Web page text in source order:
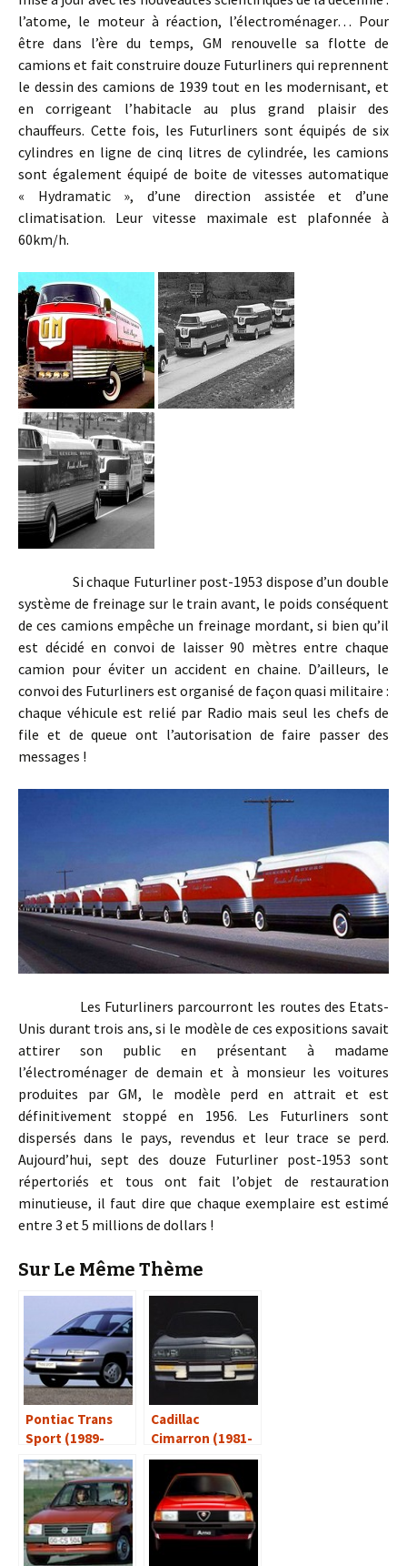
l’atome, le moteur à réaction, l’électroménager… Pour
être dans l’ère du temps, GM renouvelle sa flotte de
camions et fait construire douze Futurliners qui reprennent
le dessin des camions de 1939 tout en les modernisant, et
en corrigeant l’habitacle au plus grand plaisir des
chauffeurs. Cette fois, les Futurliners sont équipés de six
cylindres en ligne de cinq litres de cylindrée, les camions
sont également équipé de boite de vitesses automatique
« Hydramatic », d’une direction assistée et d’une
climatisation. Leur vitesse maximale est plafonnée à
60km/h.
Si chaque Futurliner post-1953 dispose d’un double
système de freinage sur le train avant, le poids conséquent
de ces camions empêche un freinage mordant, si bien qu’il
est décidé en convoi de laisser 90 mètres entre chaque
camion pour éviter un accident en chaine. D’ailleurs, le
convoi des Futurliners est organisé de façon quasi militaire :
chaque véhicule est relié par Radio mais seul les chefs de
file et de queue ont l’autorisation de faire passer des
messages !
Les Futurliners parcourront les routes des Etats-
Unis durant trois ans, si le modèle de ces expositions savait
attirer son public en présentant à madame
l’électroménager de demain et à monsieur les voitures
produites par GM, le modèle perd en attrait et est
définitivement stoppé en 1956. Les Futurliners sont
dispersés dans le pays, revendus et leur trace se perd.
Aujourd’hui, sept des douze Futurliner post-1953 sont
répertoriés et tous ont fait l’objet de restauration
minutieuse, il faut dire que chaque exemplaire est estimé
entre 3 et 5 millions de dollars !
Sur Le Même Thème
Pontiac Trans
Sport (1989-
1996)
Cadillac
Cimarron (1981-
1988)